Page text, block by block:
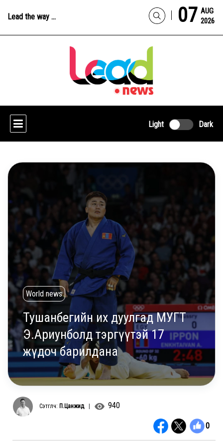
Lead the way ... 07 2026
AUG
Light Dark
World news
Тушанбегийн их дуулгад МУГТ
Э.Ариунболд тэргүүтэй 17
жүдоч барилдана
Сэтгүүлч: П.Цанжид| 940
0